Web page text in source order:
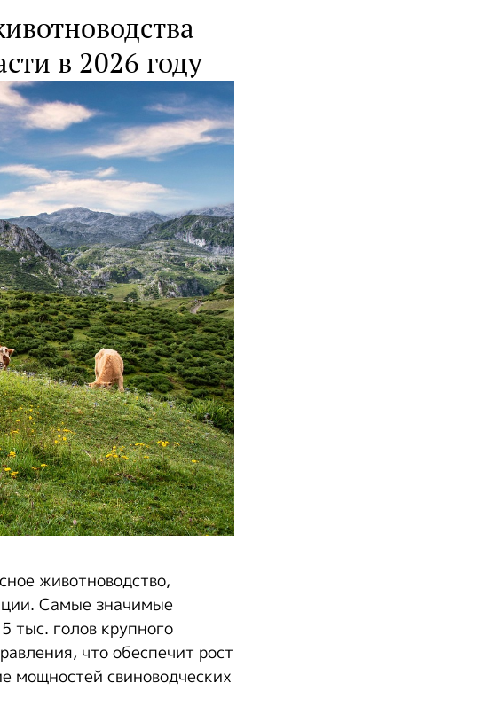
в 2026 году
животноводство,
Самые значимые
тыс. голов крупного
что обеспечит рост
мощностей свиноводческих